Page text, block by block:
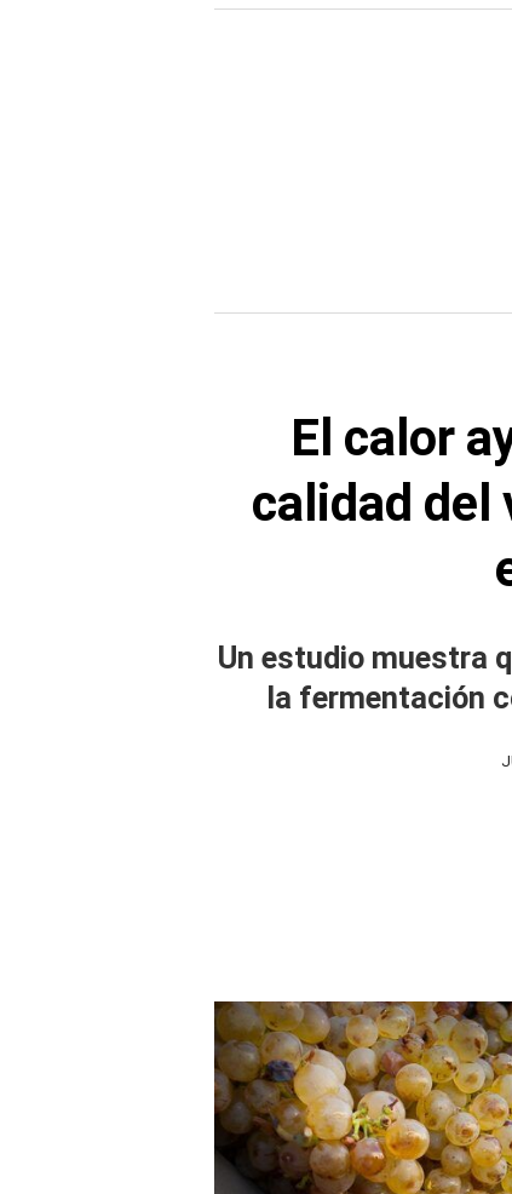
El calor
calidad del
Un estudio muestra
la fermentación